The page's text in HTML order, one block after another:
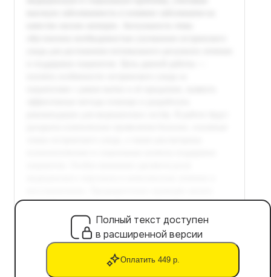
Полный текст доступен
в расширенной версии
Оплатить 449 р.